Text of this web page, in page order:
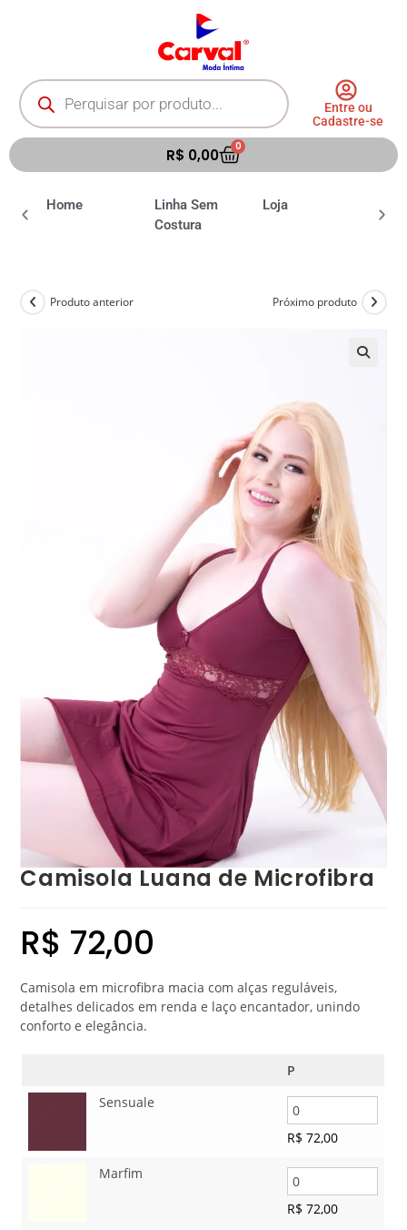
Entre ou
Cadastre-se
R$ 0,00 0
Home
Linha Sem
Costura
Loja
Produto anterior Próximo produto
Camisola Luana de Microfibra
R$ 72,00
Camisola em microfibra macia com alças reguláveis,
detalhes delicados em renda e laço encantador, unindo
conforto e elegância.
P
Sensuale
R$ 72,00
Marfim
R$ 72,00